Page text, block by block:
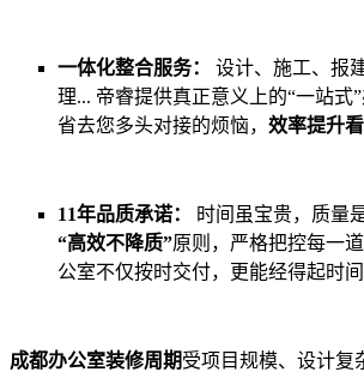
一体化整合服务：
设计、施工、报
理... 帝睿提供真正意义上的“一站式”
省去您多头对接的烦恼， 效率提升看
11年品质承诺：
时间虽宝贵，质量
“高效不降质”原则，严格把控每一
公室不仅按时交付，更能经得起时间
成都办公室装修周期受项目规模、设计复